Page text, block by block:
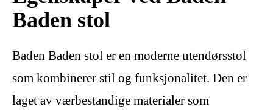
Baden stol
Baden Baden stol er en moderne utendørsstol
som kombinerer stil og funksjonalitet. Den er
laget av værbestandige materialer som